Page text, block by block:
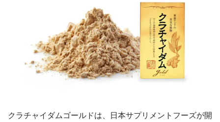
クラチャイダムゴールドは、日本サプリメントフーズが開